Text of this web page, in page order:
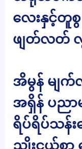
လေးနှင့်တူစွ
ဖျတ်လတ်
အိမွန် မျက်လုံ
အရှိန် ပညာ
ရိပ်ရိပ်သန်
ညှိုးငယ်စွာ